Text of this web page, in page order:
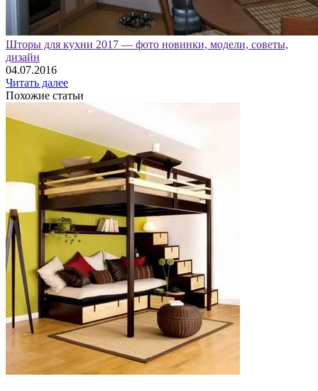
Шторы для кухни 2017 — фото новинки, модели, советы,
дизайн
04.07.2016
Читать далее
Похожие статьи